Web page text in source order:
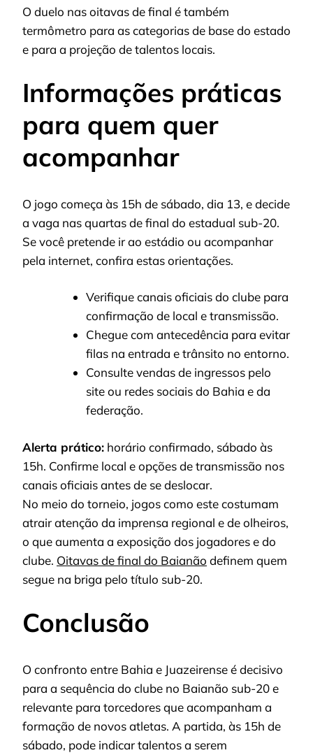
O duelo nas oitavas de final é também
termômetro para as categorias de base do estado
e para a projeção de talentos locais.
Informações práticas
para quem quer
acompanhar
O jogo começa às 15h de sábado, dia 13, e decide
a vaga nas quartas de final do estadual sub-20.
Se você pretende ir ao estádio ou acompanhar
pela internet, confira estas orientações.
Verifique canais oficiais do clube para
confirmação de local e transmissão.
Chegue com antecedência para evitar
filas na entrada e trânsito no entorno.
Consulte vendas de ingressos pelo
site ou redes sociais do Bahia e da
federação.
Alerta prático: horário confirmado, sábado às
15h. Confirme local e opções de transmissão nos
canais oficiais antes de se deslocar.
No meio do torneio, jogos como este costumam
atrair atenção da imprensa regional e de olheiros,
o que aumenta a exposição dos jogadores e do
clube. Oitavas de final do Baianão definem quem
segue na briga pelo título sub-20.
Conclusão
O confronto entre Bahia e Juazeirense é decisivo
para a sequência do clube no Baianão sub-20 e
relevante para torcedores que acompanham a
formação de novos atletas. A partida, às 15h de
sábado, pode indicar talentos a serem